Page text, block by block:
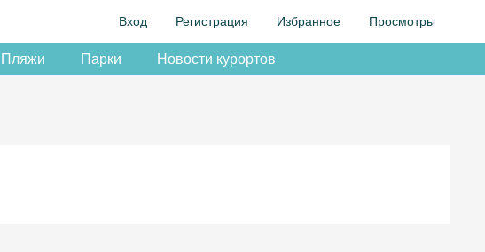
Вход Регистрация Избранное Просмотры
Пляжи Парки Новости курортов